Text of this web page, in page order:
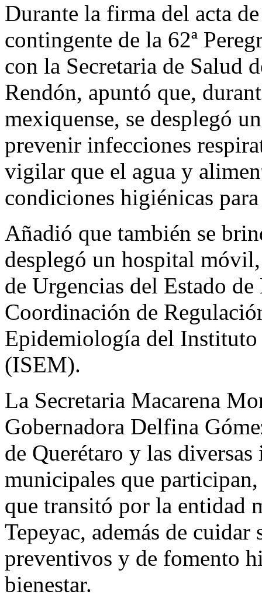
Durante la firma del acta
contingente de la 62ª
con la Secretaria de Salud
Rendón, apuntó que,
mexiquense, se desplegó
prevenir infecciones
vigilar que el agua y
condiciones higiénicas
Añadió que también se
desplegó un hospital
de Urgencias del Estado
Coordinación de
Epidemiología del
(ISEM).
La Secretaria Macarena
Gobernadora Delfina
de Querétaro y las diversas
municipales que
que transitó por la entidad
Tepeyac, además de
preventivos y de fomento
bienestar.